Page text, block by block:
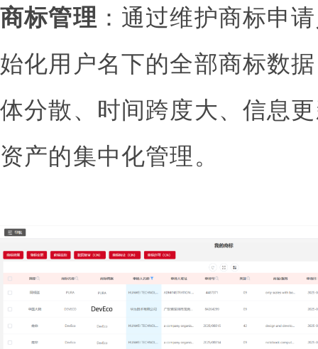
商标管理 ：通过维护商标申
始化用户名下的全部商标数
体分散、时间跨度大、信息
资产的集中化管理。